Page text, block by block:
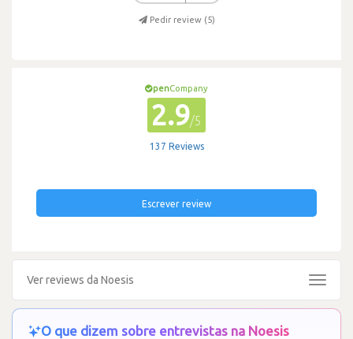
Pedir review (5)
penCompany
2.9/5
137 Reviews
Escrever review
Ver reviews da Noesis
Toggle
O que dizem sobre entrevistas na Noesis